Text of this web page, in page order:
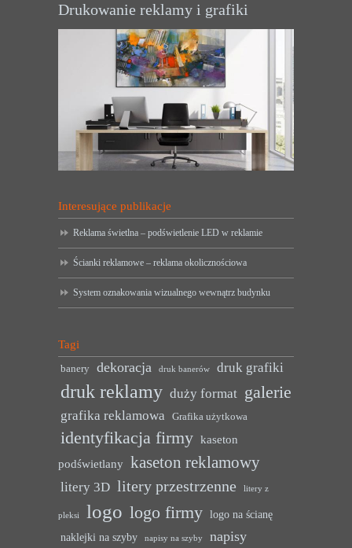
Drukowanie reklamy i grafiki
Interesujące publikacje
Reklama świetlna – podświetlenie LED w reklamie
Ścianki reklamowe – reklama okolicznościowa
System oznakowania wizualnego wewnątrz budynku
Tagi
banery dekoracja druk banerów druk grafiki
druk reklamy duży format galerie
grafika reklamowa Grafika użytkowa
identyfikacja firmy kaseton
podświetlany kaseton reklamowy
litery 3D litery przestrzenne litery z
pleksi logo logo firmy logo na ścianę
naklejki na szyby
napisy na szyby
napisy